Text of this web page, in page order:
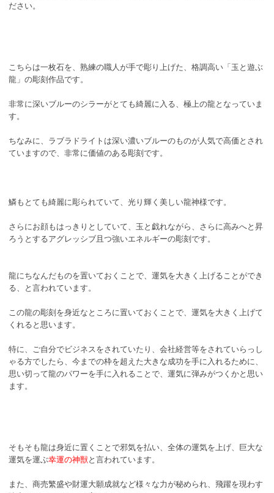
ださい。
こちらは一枚石を、熟練の職人が手で彫り上げた、格調高い「玉と遊ぶ
龍」の彫刻作品です。
非常に深いブルーのシラーがとても綺麗に入る、極上の龍となっていま
す。
ちなみに、ラブラドライトは深い濃いブルーのものが人気で高価とされ
ていますので、非常に価値のある彫刻です。
鱗もとても綺麗に彫られていて、光り輝く美しい龍神様です。
さらにお顔もはっきりとしていて、玉と戯れながら、さらに高みへと昇
ろうとするアグレッシブ且つ強いエネルギーの彫刻です。
龍にちなんだものを置いておくことで、運気を大きく上げることができ
る、と言われています。
この龍の彫刻を身近なところに置いておくことで、運気を大きく上げて
くれると思います。
特に、ご自分でビジネスをされていたり、会社経営等をされていらっし
ゃる方でしたら、今までの枠を超えた大きな成功を手に入れるために、
思い切って龍のパワーを手に入れることで、運気に弾みがつくかと思い
ます。
そもそも龍は身近に置くことで邪気を払い、全体の運気を上げ、巨大な
運気を運ぶ幸運の神獣と言われています。
また、商売繁盛や財運大願成就など様々な力が秘められ、飛躍を現わす